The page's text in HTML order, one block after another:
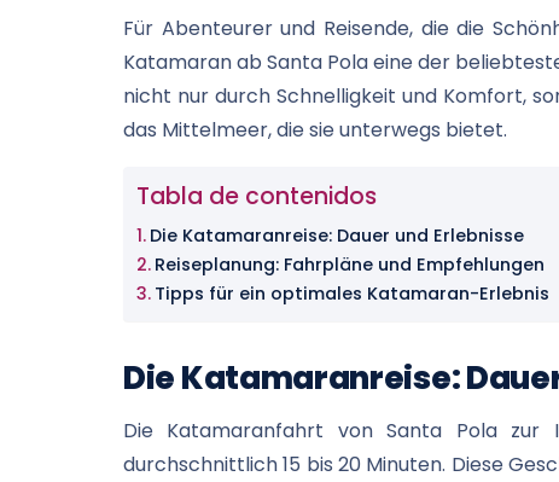
Für Abenteurer und Reisende, die die
Katamaran ab Santa Pola eine der
nicht nur durch Schnelligkeit und Komfort,
das Mittelmeer, die sie unterwegs bietet.
Tabla de contenidos
Die Katamaranreise: Dauer und Erlebnisse
Reiseplanung: Fahrpläne und Empfehlungen
Tipps für ein optimales Katamaran-Erlebnis
Die Katamaranreise:
Die Katamaranfahrt von Santa Pola
durchschnittlich 15 bis 20 Minuten. Diese